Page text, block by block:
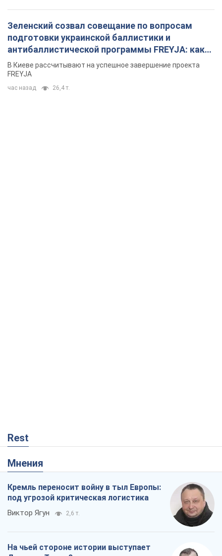
Зеленский созвал совещание по вопросам
подготовки украинской баллистики и
антибаллистической программы FREYJA: какие
решения готовятся
В Киеве рассчитывают на успешное завершение проекта
FREYJA
час назад 26,4 т.
Rest
Мнения
Кремль переносит войну в тыл Европы:
под угрозой критическая логистика
Виктор Ягун 2,6 т.
На чьей стороне истории выступает